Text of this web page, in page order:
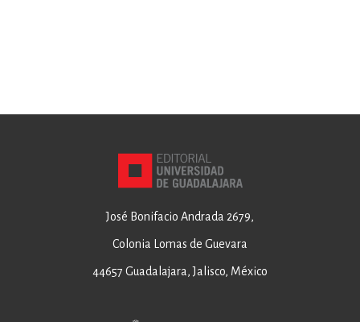
José Bonifacio Andrada 2679,
Colonia Lomas de Guevara
44657 Guadalajara, Jalisco, México